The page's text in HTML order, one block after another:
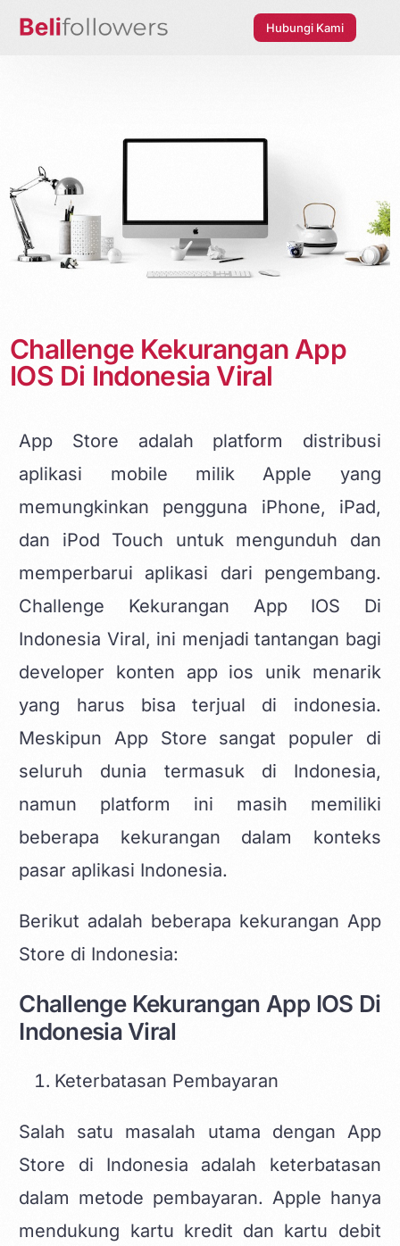
Hubungi Kami
Challenge Kekurangan App
IOS Di Indonesia Viral
App Store adalah platform distribusi
aplikasi mobile milik Apple yang
memungkinkan pengguna iPhone, iPad,
dan iPod Touch untuk mengunduh dan
memperbarui aplikasi dari pengembang.
Challenge Kekurangan App IOS Di
Indonesia Viral, ini menjadi tantangan bagi
developer konten app ios unik menarik
yang harus bisa terjual di indonesia.
Meskipun App Store sangat populer di
seluruh dunia termasuk di Indonesia,
namun platform ini masih memiliki
beberapa kekurangan dalam konteks
pasar aplikasi Indonesia.
Berikut adalah beberapa kekurangan App
Store di Indonesia:
Challenge Kekurangan App IOS Di
Indonesia Viral
Keterbatasan Pembayaran
Salah satu masalah utama dengan App
Store di Indonesia adalah keterbatasan
dalam metode pembayaran. Apple hanya
mendukung kartu kredit dan kartu debit